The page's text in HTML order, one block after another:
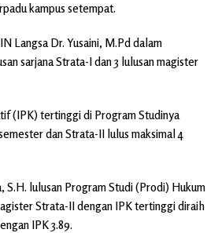
kampus setempat.
Langsa Dr. Yusaini, M.Pd dalam
sarjana Strata-I dan 3 lulusan magister
(IPK) tertinggi di Program Studinya
dan Strata-II lulus maksimal 4
lulusan Program Studi (Prodi) Hukum
Strata-II dengan IPK tertinggi diraih
IPK 3.89.